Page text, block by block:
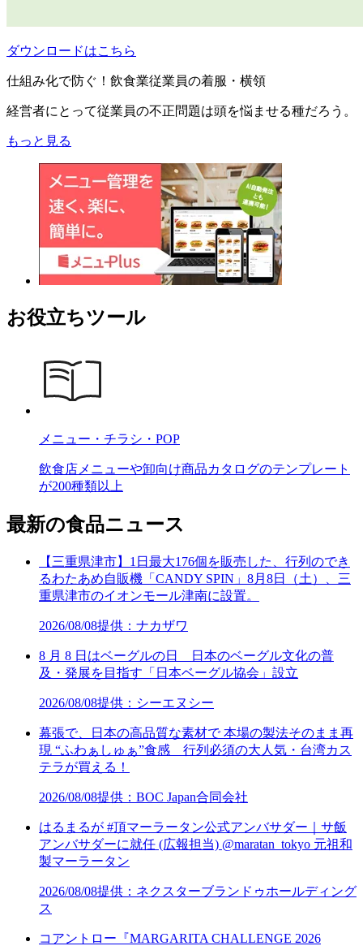
ダウンロードはこちら
仕組み化で防ぐ！飲食業従業員の着服・横領
経営者にとって従業員の不正問題は頭を悩ませる種だろう。
もっと見る
お役立ちツール
メニュー・チラシ・POP
飲食店メニューや卸向け商品カタログのテンプレート
が200種類以上
最新の食品ニュース
【三重県津市】1日最大176個を販売した、行列のでき
るわたあめ自販機「CANDY SPIN」8月8日（土）、三
重県津市のイオンモール津南に設置。
2026/08/08提供：ナカザワ
8 月 8 日はベーグルの日 日本のベーグル文化の普
及・発展を目指す「日本ベーグル協会」設立
2026/08/08提供：シーエヌシー
幕張で、日本の高品質な素材で 本場の製法そのまま再
現 “ふわぁしゅぁ”食感 行列必須の大人気・台湾カス
テラが買える！
2026/08/08提供：BOC Japan合同会社
はるまるが #頂マーラータン公式アンバサダー｜サ飯
アンバサダーに就任 (広報担当) @maratan_tokyo 元祖和
製マーラータン
2026/08/08提供：ネクスターブランドゥホールディング
ス
コアントロー『MARGARITA CHALLENGE 2026